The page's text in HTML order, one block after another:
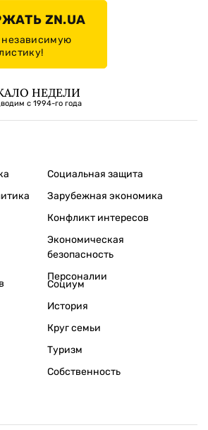
ZN.UA
независимую
НЕДЕЛИ
с 1994-го года
Социальная защита
Зарубежная экономика
Конфликт интересов
Экономическая
безопасность
Персоналии
Социум
История
Круг семьи
Туризм
Собственность